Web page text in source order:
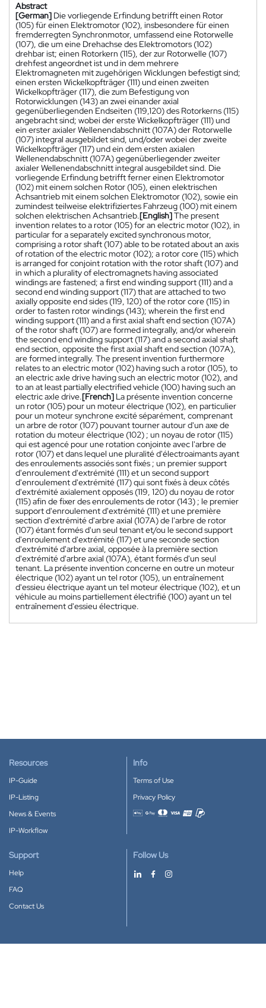
Abstract
[German] Die vorliegende Erfindung betrifft einen Rotor
(105) für einen Elektromotor (102), insbesondere für einen
fremderregten Synchronmotor, umfassend eine Rotorwelle
(107), die um eine Drehachse des Elektromotors (102)
drehbar ist; einen Rotorkern (115), der zur Rotorwelle (107)
drehfest angeordnet ist und in dem mehrere
Elektromagneten mit zugehörigen Wicklungen befestigt sind;
einen ersten Wickelkopfträger (111) und einen zweiten
Wickelkopfträger (117), die zum Befestigung von
Rotorwicklungen (143) an zwei einander axial
gegenüberliegenden Endseiten (119,120) des Rotorkerns (115)
angebracht sind; wobei der erste Wickelkopfträger (111) und
ein erster axialer Wellenendabschnitt (107A) der Rotorwelle
(107) integral ausgebildet sind, und/oder wobei der zweite
Wickelkopfträger (117) und ein dem ersten axialen
Wellenendabschnitt (107A) gegenüberliegender zweiter
axialer Wellenendabschnitt integral ausgebildet sind. Die
vorliegende Erfindung betrifft ferner einen Elektromotor
(102) mit einem solchen Rotor (105), einen elektrischen
Achsantrieb mit einem solchen Elektromotor (102), sowie ein
zumindest teilweise elektrifiziertes Fahrzeug (100) mit einem
solchen elektrischen Achsantrieb.[English]The present
invention relates to a rotor (105) for an electric motor (102), in
particular for a separately excited synchronous motor,
comprising a rotor shaft (107) able to be rotated about an axis
of rotation of the electric motor (102); a rotor core (115) which
is arranged for conjoint rotation with the rotor shaft (107) and
in which a plurality of electromagnets having associated
windings are fastened; a first end winding support (111) and a
second end winding support (117) that are attached to two
axially opposite end sides (119, 120) of the rotor core (115) in
order to fasten rotor windings (143); wherein the first end
winding support (111) and a first axial shaft end section (107A)
of the rotor shaft (107) are formed integrally, and/or wherein
the second end winding support (117) and a second axial shaft
end section, opposite the first axial shaft end section (107A),
are formed integrally. The present invention furthermore
relates to an electric motor (102) having such a rotor (105), to
an electric axle drive having such an electric motor (102), and
to an at least partially electrified vehicle (100) having such an
electric axle drive.[French] La présente invention concerne
un rotor (105) pour un moteur électrique (102), en particulier
pour un moteur synchrone excité séparément, comprenant
un arbre de rotor (107) pouvant tourner autour d'un axe de
rotation du moteur électrique (102) ; un noyau de rotor (115)
qui est agencé pour une rotation conjointe avec l'arbre de
rotor (107) et dans lequel une pluralité d'électroaimants ayant
des enroulements associés sont fixés ; un premier support
d'enroulement d'extrémité (111) et un second support
d'enroulement d'extrémité (117) qui sont fixés à deux côtés
d'extrémité axialement opposés (119, 120) du noyau de rotor
(115) afin de fixer des enroulements de rotor (143) ; le premier
support d'enroulement d'extrémité (111) et une première
section d'extrémité d'arbre axial (107A) de l'arbre de rotor
(107) étant formés d'un seul tenant et/ou le second support
d'enroulement d'extrémité (117) et une seconde section
d'extrémité d'arbre axial, opposée à la première section
d'extrémité d'arbre axial (107A), étant formés d'un seul
tenant. La présente invention concerne en outre un moteur
électrique (102) ayant un tel rotor (105), un entraînement
d'essieu électrique ayant un tel moteur électrique (102), et un
véhicule au moins partiellement électrifié (100) ayant un tel
entraînement d'essieu électrique.
Resources
IP-Guide
IP-Listing
News & Events
IP-Workflow
Info
Terms of Use
Privacy Policy
Accepted payment methods
Support
Help
FAQ
Contact Us
Follow Us